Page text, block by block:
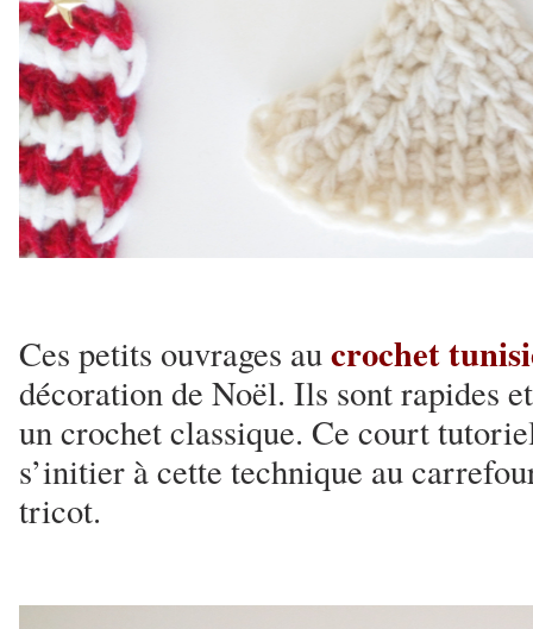
Ces petits ouvrages aucrochet
décoration de Noël. Ils sont rapides
un crochet classique. Ce court
s’initier à cette technique au
tricot.